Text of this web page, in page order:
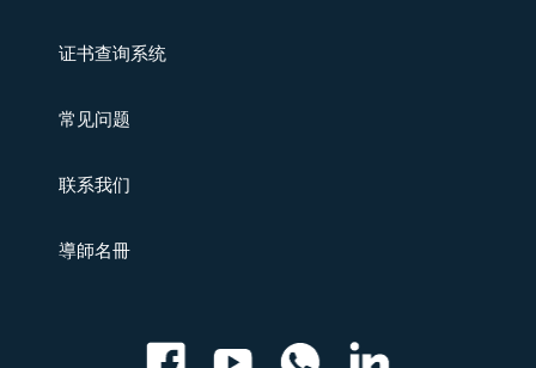
证书查询系统
常见问题
联系我们
導師名冊